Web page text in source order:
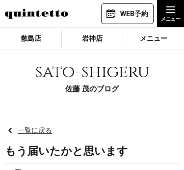
WEB予約
敷島店 岩神店 メニュー
sato-shigeru
佐藤 茂のブログ
一覧に戻る
もう届いたかと思います